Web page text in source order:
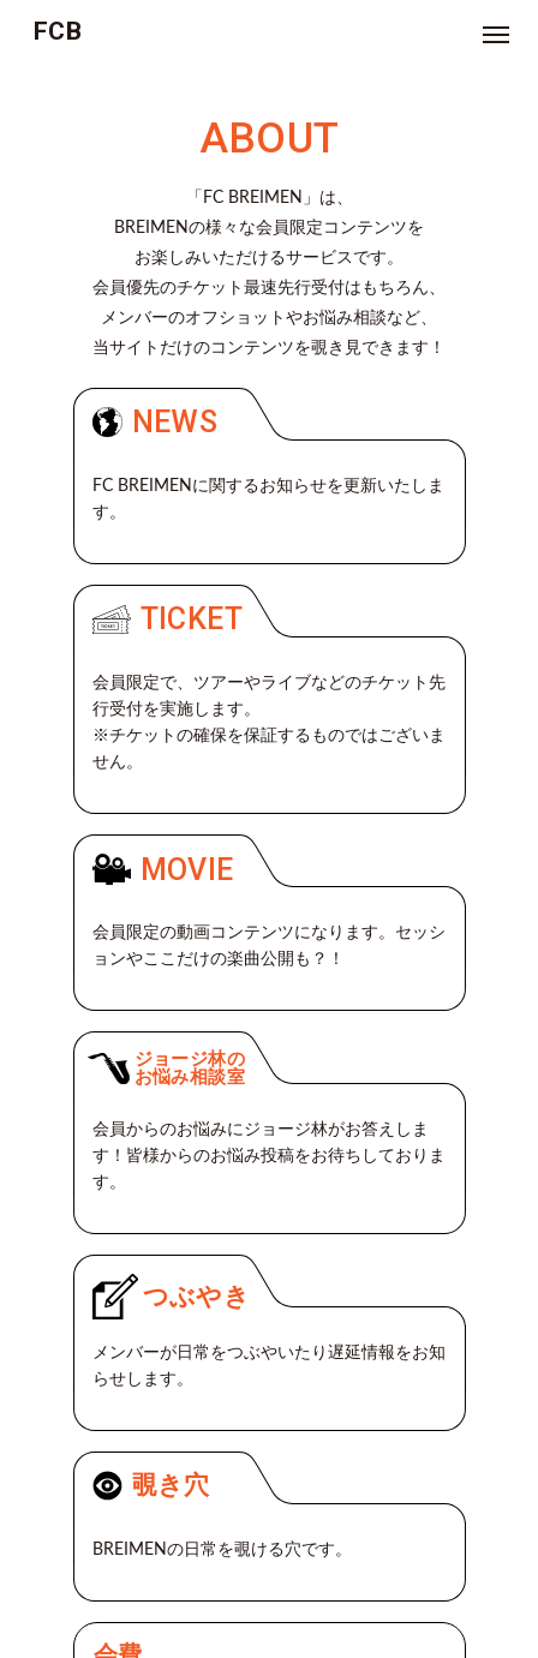
FCB
TICKET
MOVIE
ジ
ョ
ジ
の
相
談
つ
き
穴
ABOUT
LOG
ABOUT
「FC BREIMEN」は、
BREIMENの様々な会員限定コンテンツを
お楽しみいただけるサービスです。
会員優先のチケット最速先行受付はもちろん、
メンバーのオフショットやお悩み相談など、
当サイトだけのコンテンツを覗き見できます！
NEWS
FC BREIMENに関するお知らせを更新いたしま
す。
TICKET
会員限定で、ツアーやライブなどのチケット先
行受付を実施します。
※チケットの確保を保証するものではございま
せん。
MOVIE
会員限定の動画コンテンツになります。セッシ
ョンやここだけの楽曲公開も？！
ジョージ林の
お悩み相談室
会員からのお悩みにジョージ林がお答えしま
す！皆様からのお悩み投稿をお待ちしておりま
す。
つぶやき
メンバーが日常をつぶやいたり遅延情報をお知
らせします。
覗き穴
BREIMENの日常を覗ける穴です。